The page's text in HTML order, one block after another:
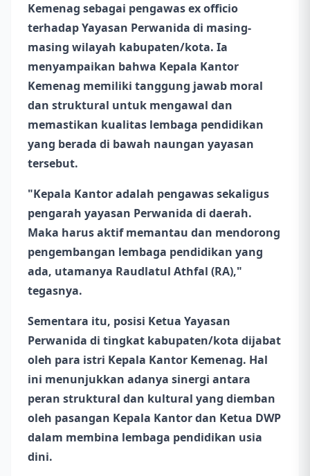
Kemenag sebagai pengawas ex officio
terhadap Yayasan Perwanida di masing-
masing wilayah kabupaten/kota. Ia
menyampaikan bahwa Kepala Kantor
Kemenag memiliki tanggung jawab moral
dan struktural untuk mengawal dan
memastikan kualitas lembaga pendidikan
yang berada di bawah naungan yayasan
tersebut.
"Kepala Kantor adalah pengawas sekaligus
pengarah yayasan Perwanida di daerah.
Maka harus aktif memantau dan mendorong
pengembangan lembaga pendidikan yang
ada, utamanya Raudlatul Athfal (RA),"
tegasnya.
Sementara itu, posisi Ketua Yayasan
Perwanida di tingkat kabupaten/kota dijabat
oleh para istri Kepala Kantor Kemenag. Hal
ini menunjukkan adanya sinergi antara
peran struktural dan kultural yang diemban
oleh pasangan Kepala Kantor dan Ketua DWP
dalam membina lembaga pendidikan usia
dini.